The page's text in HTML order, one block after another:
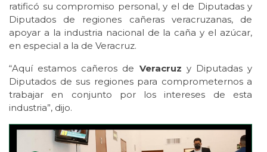
ratificó su compromiso personal, y el de Diputadas y
Diputados de regiones cañeras veracruzanas, de
apoyar a la industria nacional de la caña y el azúcar,
en especial a la de Veracruz.
“Aquí estamos cañeros de Veracruz y Diputadas y
Diputados de sus regiones para comprometernos a
trabajar en conjunto por los intereses de esta
industria”, dijo.